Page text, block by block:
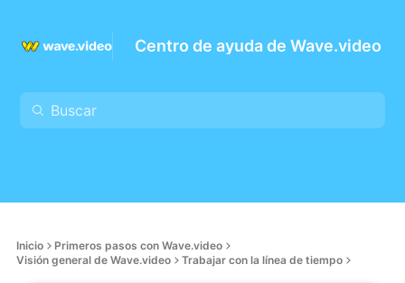
Centro de ayuda de Wave.video
Inicio
Primeros pasos con Wave.video
Visión general de Wave.video
Trabajar con la línea de tiempo